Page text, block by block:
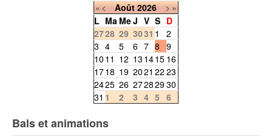
«< Août 2026 >»
L Ma MeJ V S D
2728 29 3031 1
2
3 4 5 6 7 8 9
10 11 12 13 1415 16
1718 19 2021 22 23
2425 26 27282930
31 1 2 3 4 5 6
Bals et animations